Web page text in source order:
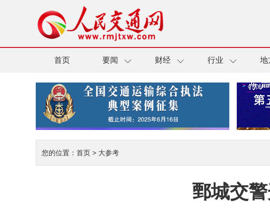
首页 要闻 财经 行业 地
您的位置： 首页 > 大参考
鄄城交